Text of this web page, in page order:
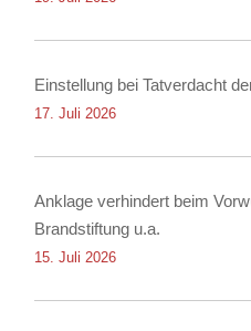
Einstellung bei Tatverdacht
17. Juli 2026
Anklage verhindert beim
Brandstiftung u.a.
15. Juli 2026